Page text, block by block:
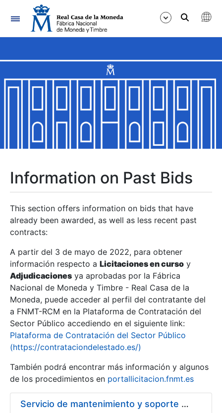
Navigation
Show/Hide
Show/Hide
Show/Hide
Show/Hide
Show/Hide
Information on Past Bids
This section offers information on bids that have
already been awarded, as well as less recent past
contracts:
A partir del 3 de mayo de 2022, para obtener
información respecto a Licitaciones en curso y
Adjudicaciones ya aprobadas por la Fábrica
Nacional de Moneda y Timbre - Real Casa de la
Moneda, puede acceder al perfil del contratante del
a FNMT-RCM en la Plataforma de Contratación del
Sector Público accediendo en el siguiente link:
Plataforma de Contratación del Sector Público
(https://contrataciondelestado.es/)
También podrá encontrar más información y algunos
de los procedimientos en portallicitacion.fnmt.es
Servicio de mantenimiento y soporte Sistema SIEM